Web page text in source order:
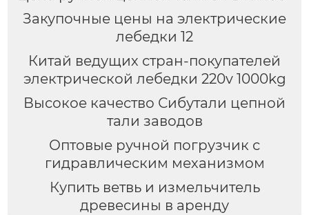
Закупочные цены на электрические
лебедки 12
Китай ведущих стран-покупателей
электрической лебедки 220v 1000kg
Высокое качество Сибутали цепной
тали заводов
Оптовые ручной погрузчик с
гидравлическим механизмом
Купить ветвь и измельчитель
древесины в аренду